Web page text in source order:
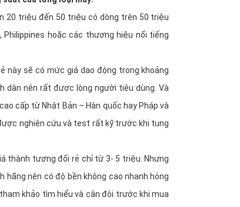
20 triệu đến 50 triệu có dòng trên 50 triệu
hoặc các thương hiệu nổi tiếng
này sẽ có mức giá dao động trong khoảng
nên rất được lòng người tiêu dùng. Và
cấp từ Nhật Bản – Hàn quốc hay Pháp và
nghiên cứu và test rất kỹ trước khi tung
thành tương đối rẻ chỉ từ 3- 5 triệu. Nhưng
nên có độ bền không cao nhanh hỏng
khảo tìm hiểu và cân đôi trước khi mua